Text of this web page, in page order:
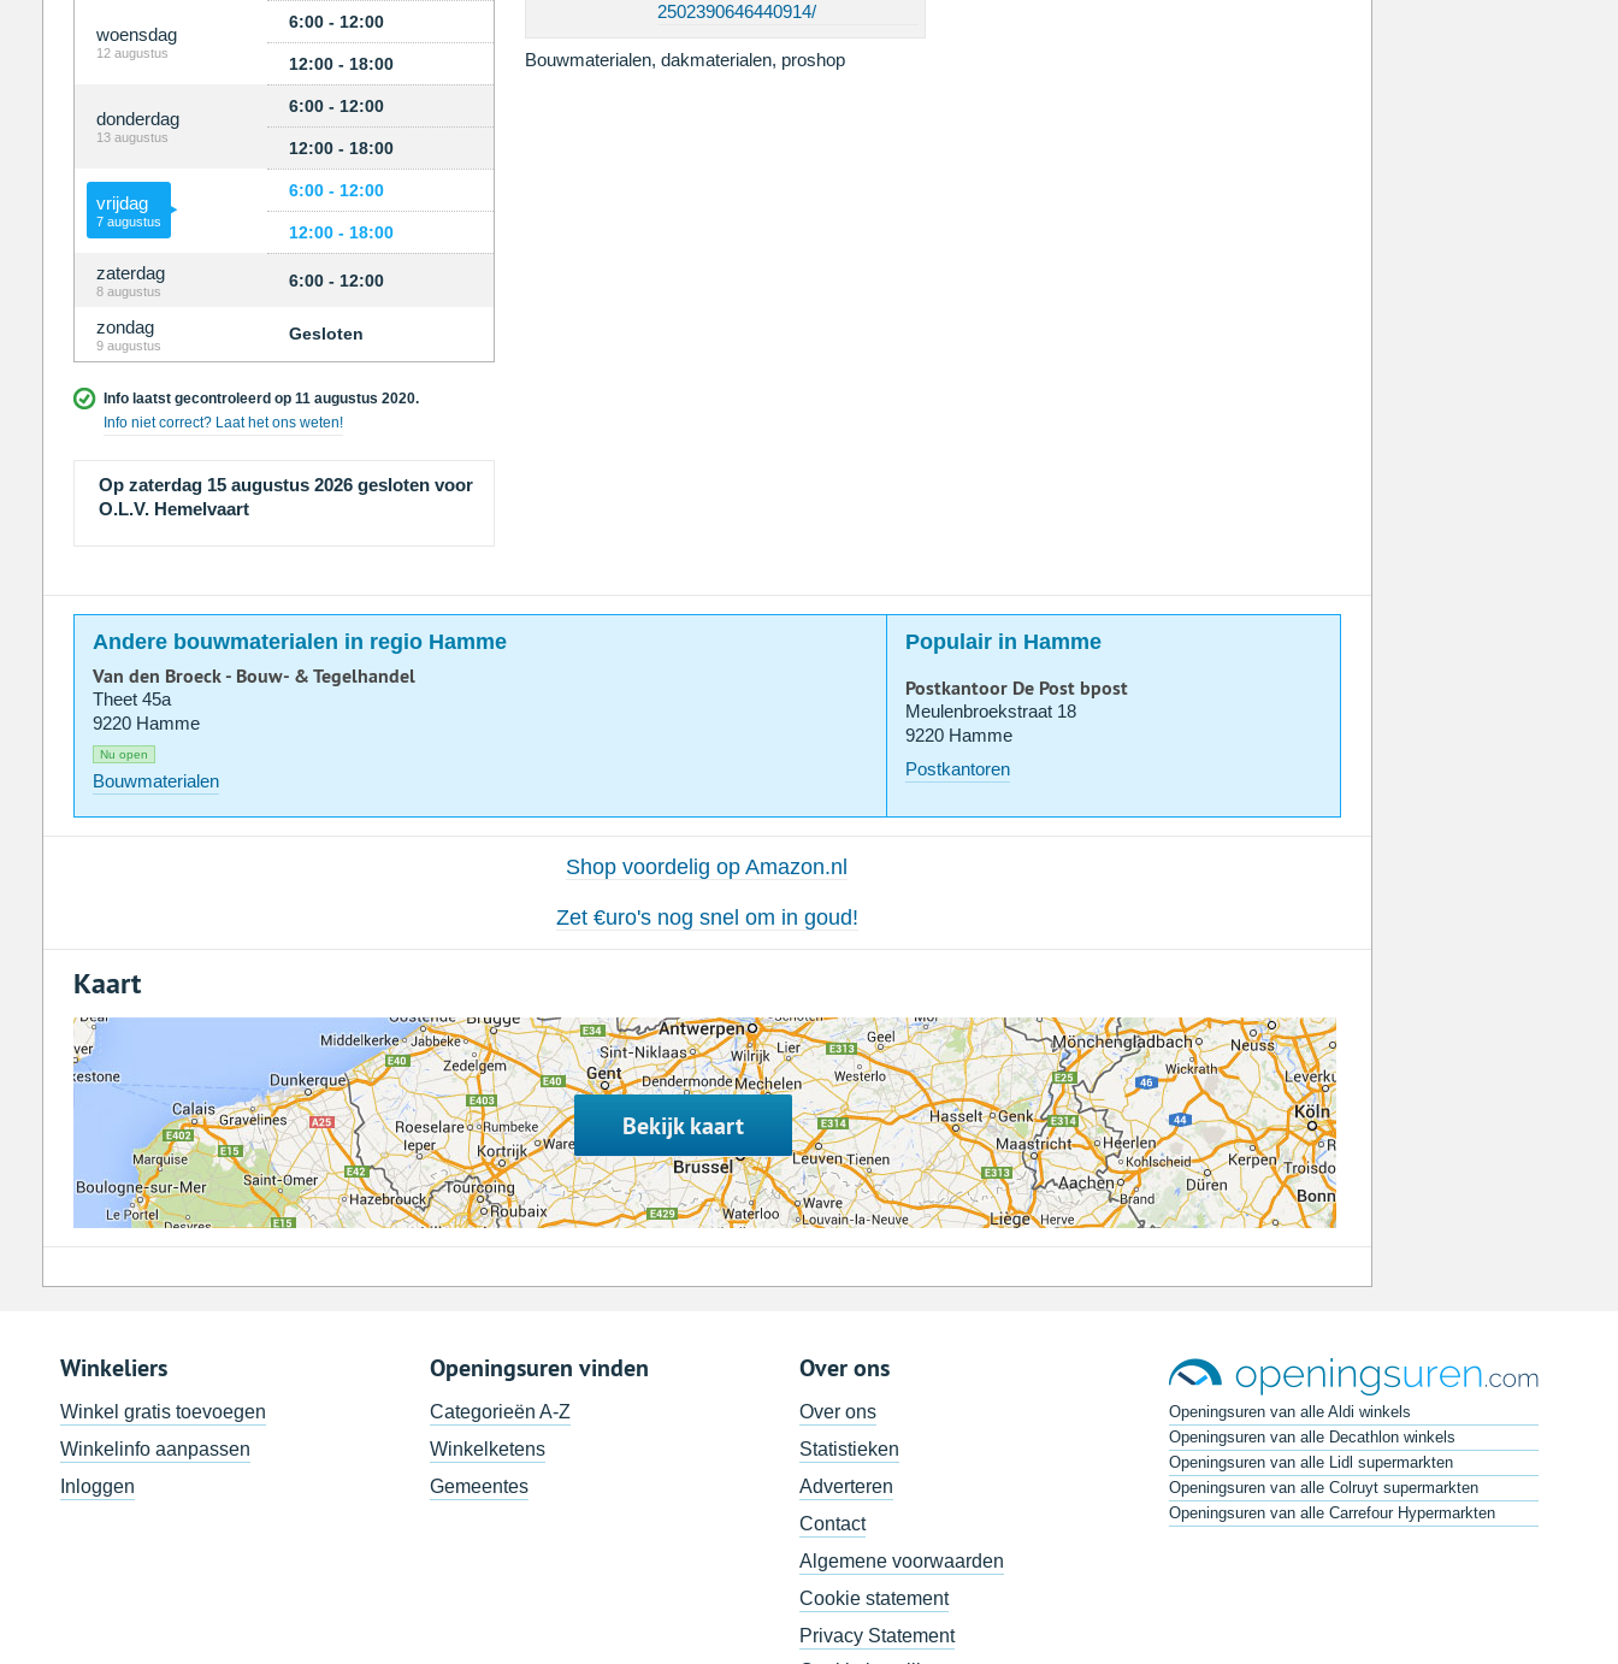
woensdag
12 augustus
6:00 - 12:00
12:00 - 18:00
donderdag
13 augustus
6:00 - 12:00
12:00 - 18:00
vrijdag
7 augustus
6:00 - 12:00
12:00 - 18:00
zaterdag
8 augustus
6:00 - 12:00
zondag
9 augustus
Gesloten
Info laatst gecontroleerd op 11 augustus 2020.
Info niet correct? Laat het ons weten!
Op zaterdag 15 augustus 2026 gesloten voor
O.L.V. Hemelvaart
2502390646440914/
Bouwmaterialen, dakmaterialen, proshop
Andere bouwmaterialen in regio Hamme Populair in Hamme
Van den Broeck - Bouw- & Tegelhandel
Theet 45a
9220 Hamme
Nu open
Bouwmaterialen
Postkantoor De Post bpost
Meulenbroekstraat 18
9220 Hamme
Postkantoren
Shop voordelig op Amazon.nl
Zet €uro's nog snel om in goud!
Kaart
Bekijk kaart
Winkeliers
Winkel gratis toevoegen
Winkelinfo aanpassen
Inloggen
Openingsuren vinden
Categorieën A-Z
Winkelketens
Gemeentes
Over ons
Over ons
Statistieken
Adverteren
Contact
Algemene voorwaarden
Cookie statement
Privacy Statement
Openingsuren van alle Aldi winkels
Openingsuren van alle Decathlon winkels
Openingsuren van alle Lidl supermarkten
Openingsuren van alle Colruyt supermarkten
Openingsuren van alle Carrefour Hypermarkten